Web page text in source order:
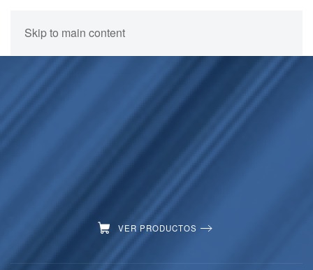
Skip to main content
VER PRODUCTOS